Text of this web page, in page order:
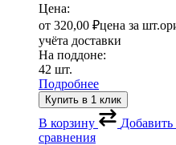
Цена:
от 320,00 ₽цена за шт.
учёта доставки
На поддоне:
42 шт.
Подробнее
Купить в 1 клик
В корзину Добавить
сравнения